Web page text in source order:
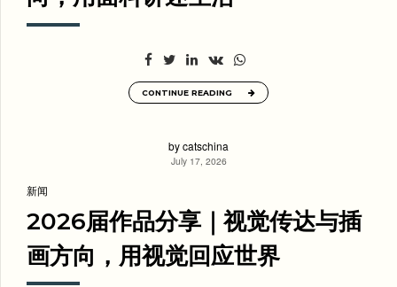
CONTINUE READING
by catschina
July 17, 2026
新闻
2026届作品分享｜视觉传达与插
画方向，用视觉回应世界